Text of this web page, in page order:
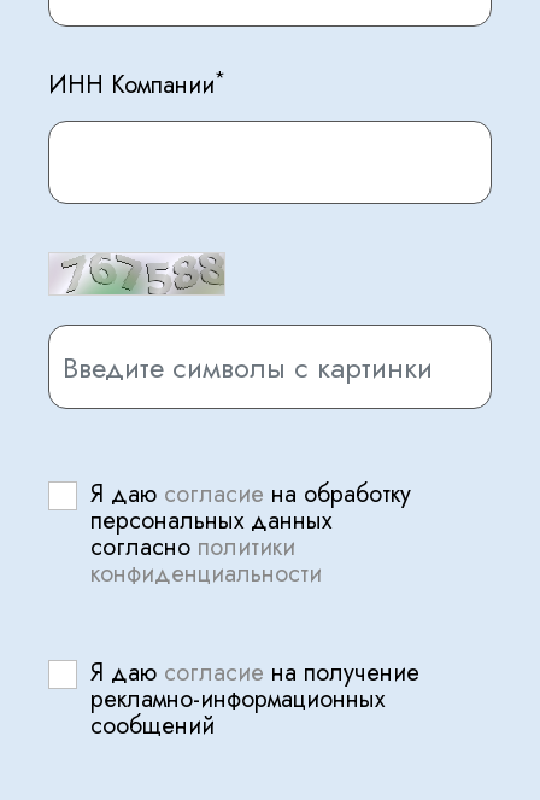
ИНН Компании*
Я даю согласие на обработку
персональных данных
согласно политики
конфиденциальности
Я даю согласие на получение
рекламно-информационных
сообщений